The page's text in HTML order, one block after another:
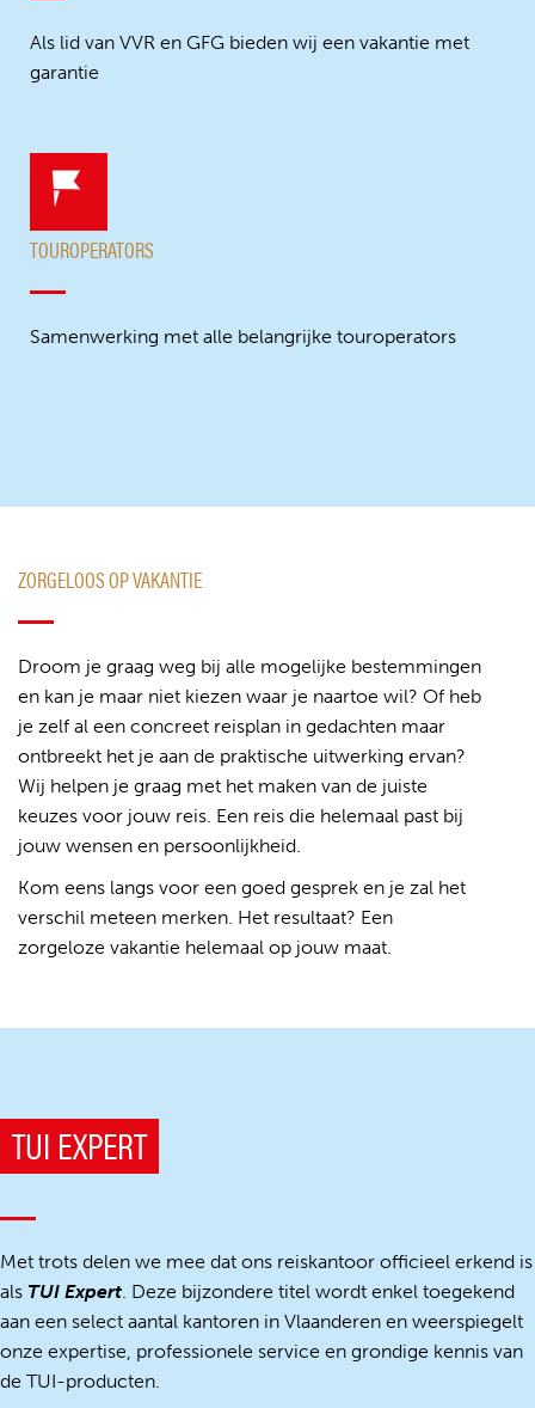
Als lid van VVR en GFG bieden wij een vakantie met
garantie
TOUROPERATORS
Samenwerking met alle belangrijke touroperators
ZORGELOOS OP VAKANTIE
Droom je graag weg bij alle mogelijke bestemmingen
en kan je maar niet kiezen waar je naartoe wil? Of heb
je zelf al een concreet reisplan in gedachten maar
ontbreekt het je aan de praktische uitwerking ervan?
Wij helpen je graag met het maken van de juiste
keuzes voor jouw reis. Een reis die helemaal past bij
jouw wensen en persoonlijkheid.
Kom eens langs voor een goed gesprek en je zal het
verschil meteen merken. Het resultaat? Een
zorgeloze vakantie helemaal op jouw maat.
TUI EXPERT
Met trots delen we mee dat ons reiskantoor officieel erkend is
als TUI Expert. Deze bijzondere titel wordt enkel toegekend
aan een select aantal kantoren in Vlaanderen en weerspiegelt
onze expertise, professionele service en grondige kennis van
de TUI-producten.